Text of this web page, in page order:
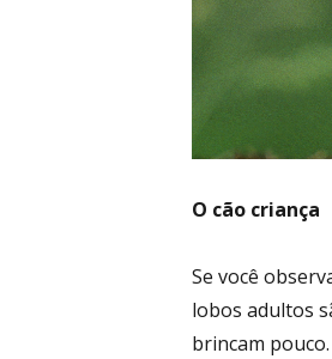
O cão criança
Se você
lobos adultos
brincam